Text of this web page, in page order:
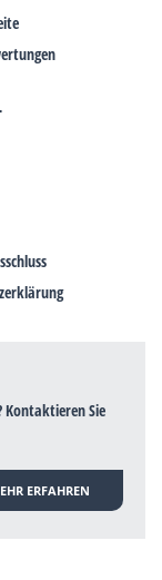
Kontaktieren Sie
ERFAHREN